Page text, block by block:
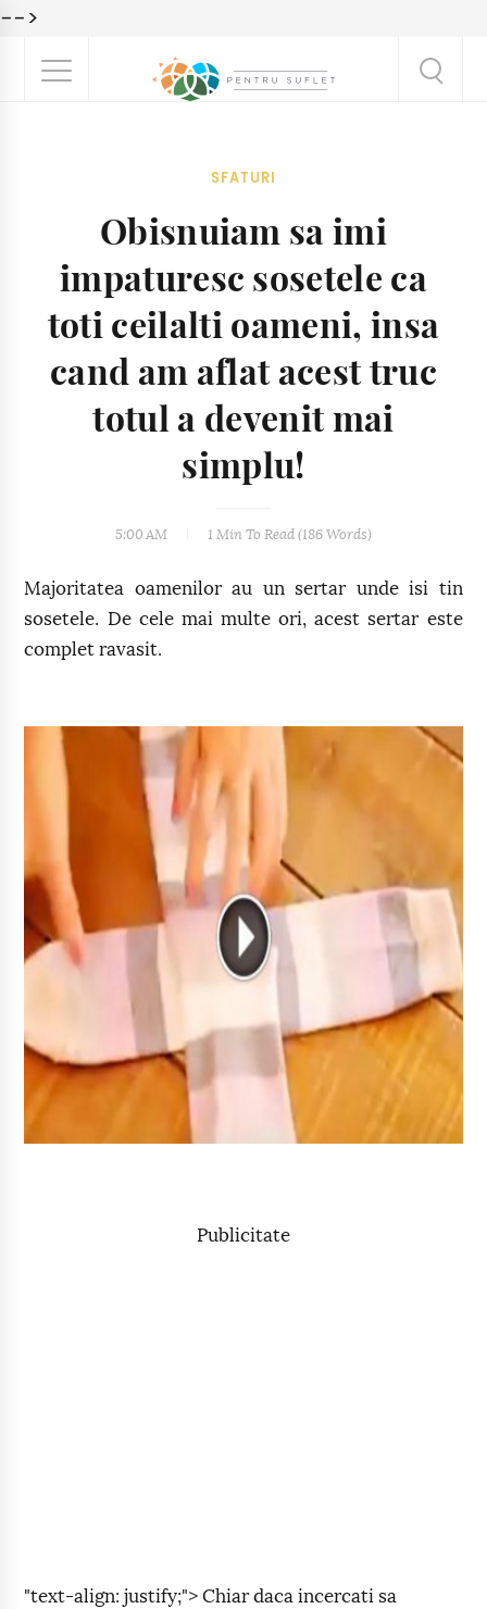
-->
SFATURI
Obisnuiam sa imi
impaturesc sosetele ca
toti ceilalti oameni, insa
cand am aflat acest truc
totul a devenit mai
simplu!
5:00 AM 1 Min To Read (186 Words)
Majoritatea oamenilor au un sertar unde isi tin
sosetele. De cele mai multe ori, acest sertar este
complet ravasit.
Publicitate
"text-align: justify;"> Chiar daca incercati sa